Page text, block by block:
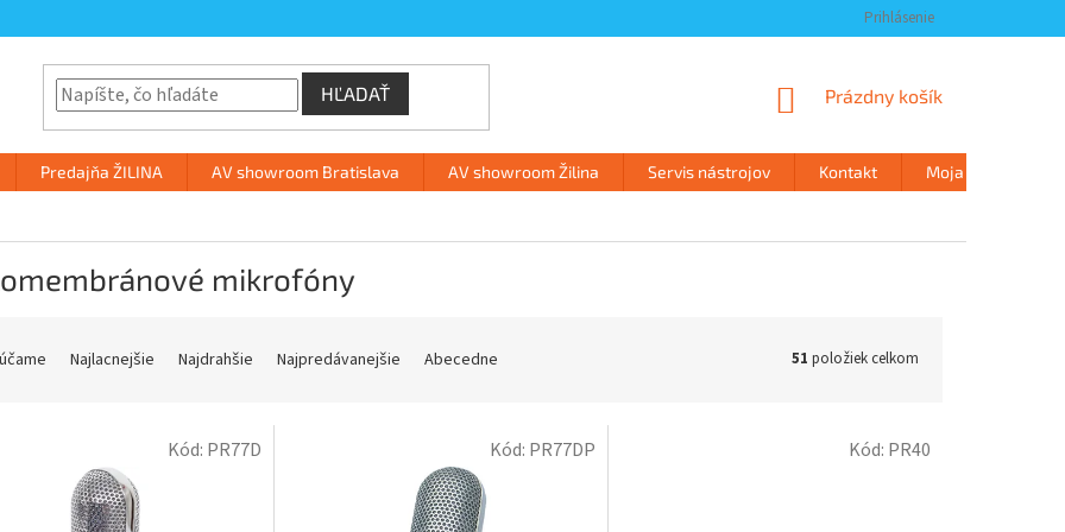
Prihlásenie
HĽADAŤ
NÁKUPNÝ
Prázdny košík
Predajňa ŽILINA AV showroom Bratislava AV showroom Žilina Servis nástrojov Kontakt Moja objednávka
mikrofóny
Najlacnejšie Najdrahšie Najpredávanejšie Abecedne 51 položiek celkom
Kód: PR77D Kód: PR77DP Kód: PR40